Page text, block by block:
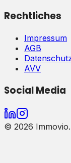
Rechtliches
Impressum
AGB
AVV
Social Media
© 2026